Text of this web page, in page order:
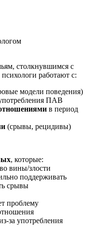
столкнувшимся с
работают с:
модели поведения)
ПАВ
в период
(срывы, рецидивы)
, которые:
вины/злости
поддерживать
срывы
проблему
за употребления